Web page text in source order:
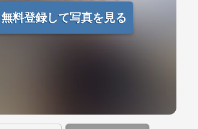
無料登録して写真を見る